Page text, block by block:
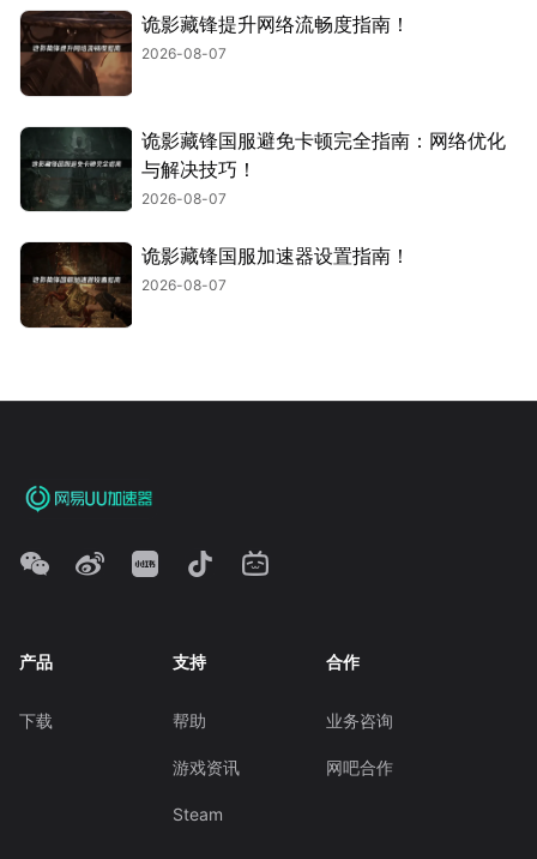
诡影藏锋提升网络流畅度指南！
2026-08-07
诡影藏锋国服避免卡顿完全指南：网络优化
与解决技巧！
2026-08-07
诡影藏锋国服加速器设置指南！
2026-08-07
产品
下载
支持
帮助
游戏资讯
Steam
合作
业务咨询
网吧合作